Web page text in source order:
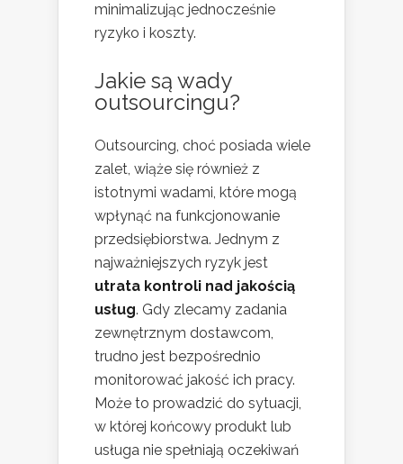
minimalizując jednocześnie
ryzyko i koszty.
Jakie są wady
outsourcingu?
Outsourcing, choć posiada wiele
zalet, wiąże się również z
istotnymi wadami, które mogą
wpłynąć na funkcjonowanie
przedsiębiorstwa. Jednym z
najważniejszych ryzyk jest
utrata kontroli nad jakością
usług. Gdy zlecamy zadania
zewnętrznym dostawcom,
trudno jest bezpośrednio
monitorować jakość ich pracy.
Może to prowadzić do sytuacji,
w której końcowy produkt lub
usługa nie spełniają oczekiwań